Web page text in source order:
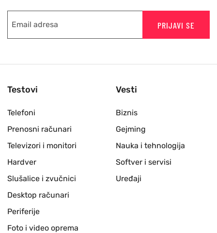
PRIJAVI SE
Testovi
Telefoni
Prenosni računari
Televizori i monitori
Hardver
Slušalice i zvučnici
Desktop računari
Periferije
Foto i video oprema
Vesti
Biznis
Gejming
Nauka i tehnologija
Softver i servisi
Uređaji